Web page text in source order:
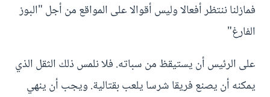
فمازلنا ننتظر أفعالا وليس أقوالا على المواقع من أجل "البوز
الفارغ"
على الرئيس أن يستيقظ من سباته. فلا نلمس ذلك الثقل الذي
يمكنه أن يصنع فريقا شرسا يلعب بقتالية. ويجب أن ينهي